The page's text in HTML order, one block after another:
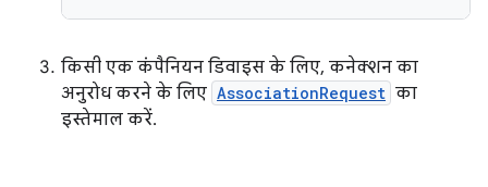
किसी एक कंपैनियन डिवाइस के लिए, कनेक्शन का
अनुरोध करने के लिए AssociationRequest का
इस्तेमाल करें.